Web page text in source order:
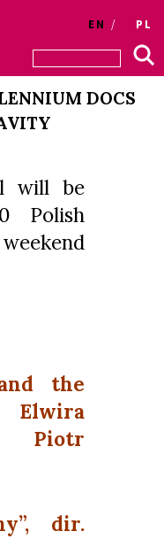
EN PL
DOCS
will be
Polish
the
Elwira
Piotr
dir.